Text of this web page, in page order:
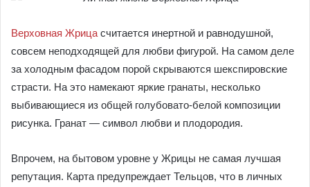
Верховная Жрица считается инертной и равнодушной,
совсем неподходящей для любви фигурой. На самом деле
за холодным фасадом порой скрываются шекспировские
страсти. На это намекают яркие гранаты, несколько
выбивающиеся из общей голубовато-белой композиции
рисунка. Гранат — символ любви и плодородия.
Впрочем, на бытовом уровне у Жрицы не самая лучшая
репутация. Карта предупреждает Тельцов, что в личных